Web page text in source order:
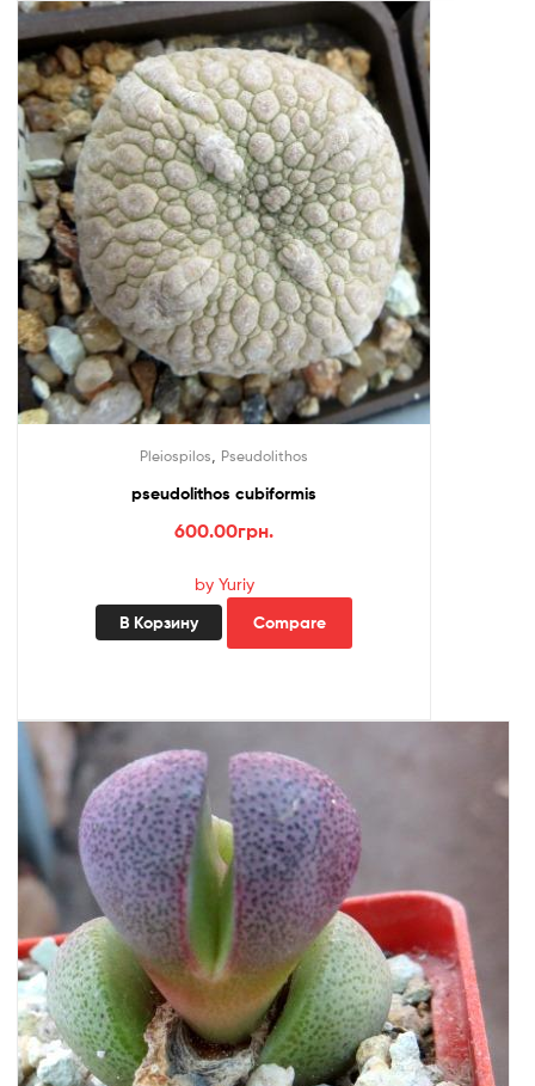
Pleiospilos, Pseudolithos
pseudolithos cubiformis
600.00грн.
by Yuriy
В Корзину Compare